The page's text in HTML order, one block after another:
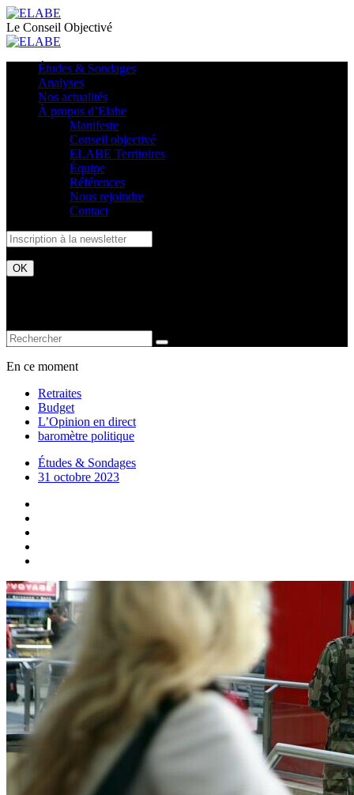
Le Conseil Objectivé
Études & Sondages
Analyses
Nos actualités
À propos d’Elabe
Manifeste
Conseil objectivé
ELABE Territoires
Équipe
Références
Nous rejoindre
Contact
En ce moment
Retraites
Budget
L’Opinion en direct
baromètre politique
Études & Sondages
31 octobre 2023